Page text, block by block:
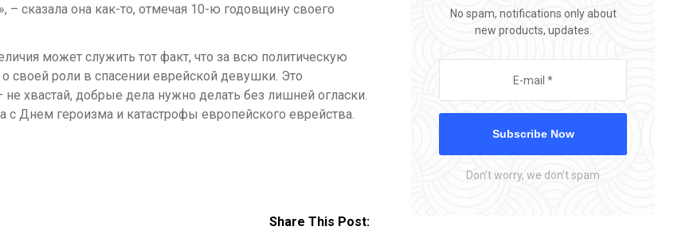
– сказала она как-то, отмечая 10-ю годовщину своего
может служить тот факт, что за всю политическую
своей роли в спасении еврейской девушки. Это
не хвастай, добрые дела нужно делать без лишней огласки.
с Днем героизма и катастрофы европейского еврейства.
Share This Post:
No spam, notifications only about
new products, updates.
Subscribe Now
Don’t worry, we don’t spam